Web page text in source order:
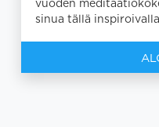
vuoden
sinua tällä